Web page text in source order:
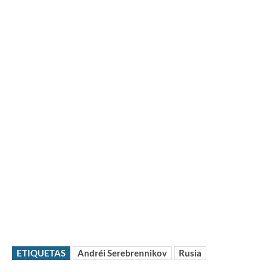
ETIQUETAS Andréi Serebrennikov Rusia